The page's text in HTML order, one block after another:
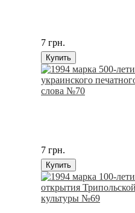
7 грн.
Купить
7 грн.
Купить